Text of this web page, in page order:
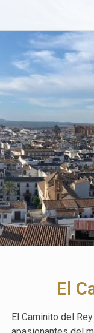
El
El Caminito del Rey